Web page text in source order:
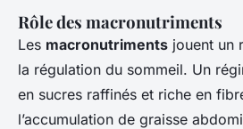
Rôle des macronutriments
Les macronutriments jouent un
la régulation du sommeil. Un
en sucres raffinés et riche en
l’accumulation de graisse